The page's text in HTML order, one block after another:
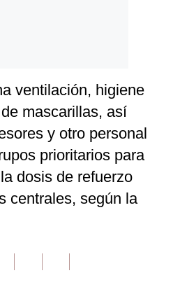
ventilación, higiene
mascarillas, así
y otro personal
prioritarios para
dosis de refuerzo
centrales, según la